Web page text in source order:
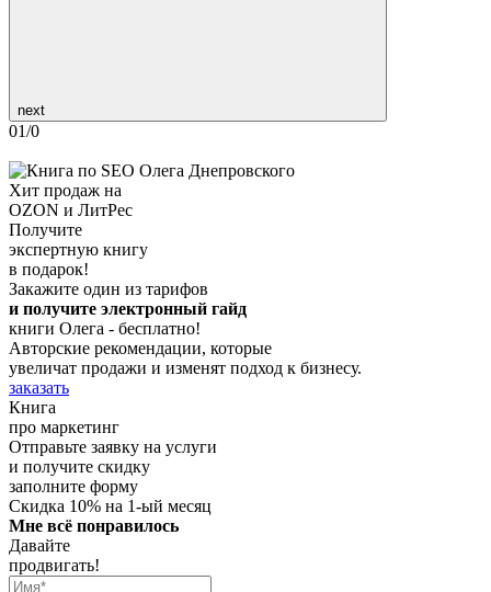
next
01/0
Хит продаж на
OZON и ЛитРес
Получите
экспертную книгу
в подарок!
Закажите один из тарифов
и получите электронный гайд
книги Олега - бесплатно!
Авторские рекомендации, которые
увеличат продажи и изменят подход к бизнесу.
заказать
Книга
про маркетинг
Отправьте заявку на услуги
и получите скидку
заполните форму
Скидка 10% на 1-ый месяц
Мне всё понравилось
Давайте
продвигать!